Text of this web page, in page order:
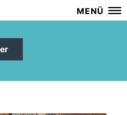
MENÜ